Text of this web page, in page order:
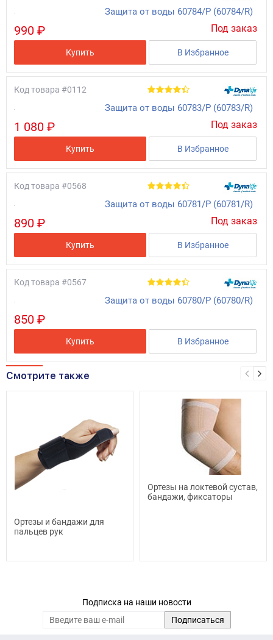
Защита от воды 60784/Р (60784/R)
990 ₽ Под заказ
Купить В Избранное
Код товара #0112
Защита от воды 60783/Р (60783/R)
1 080 ₽ Под заказ
Купить В Избранное
Код товара #0568
Защита от воды 60781/Р (60781/R)
890 ₽ Под заказ
Купить В Избранное
Код товара #0567
Защита от воды 60780/Р (60780/R)
850 ₽
Купить В Избранное
Смотрите также
Ортезы и бандажи для
пальцев рук
Ортезы на локтевой сустав,
бандажи, фиксаторы
Подписка на наши новости